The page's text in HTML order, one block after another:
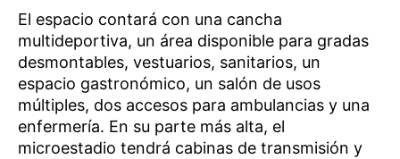
El espacio contará con una cancha
multideportiva, un área disponible para gradas
desmontables, vestuarios, sanitarios, un
espacio gastronómico, un salón de usos
múltiples, dos accesos para ambulancias y una
enfermería. En su parte más alta, el
microestadio tendrá cabinas de transmisión y